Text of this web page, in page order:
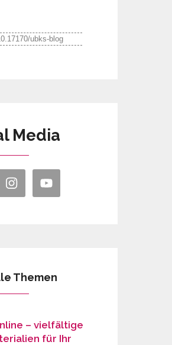
ubks-blog
Media
Themen
– vielfältige
für Ihr